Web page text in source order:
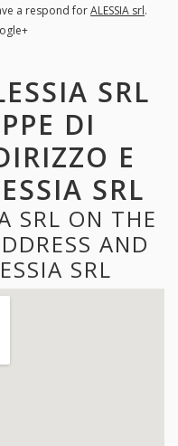
a respond forALESSIA srl.
SRL
DI
E
SRL
SRL ON THE
AND
SRL